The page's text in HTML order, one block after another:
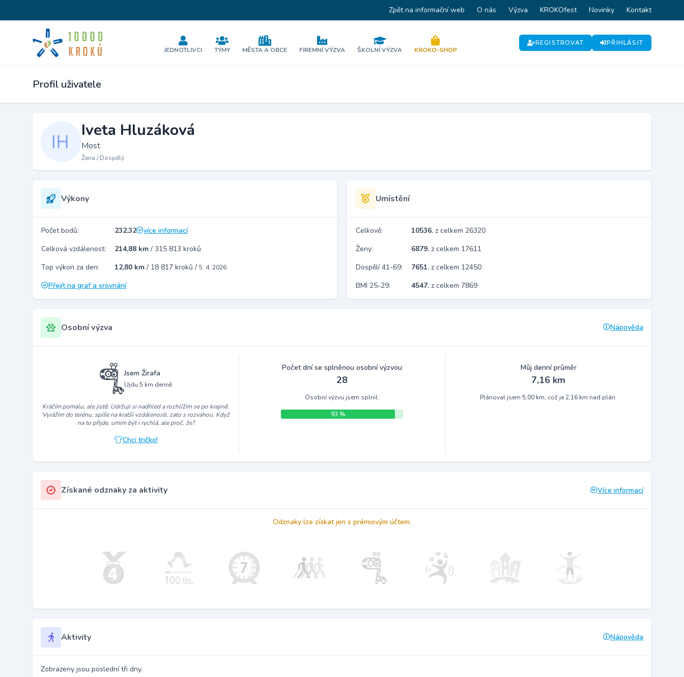
Zpět na informační web O nás Výzva KROKOfest Novinky Kontakt
JEDNOTLIVCI TÝMY MĚSTA A OBCE FIREMNÍ VÝZVA ŠKOLNÍ VÝZVA KROKO-SHOP
REGISTROVAT PŘIHLÁSIT
Profil uživatele
Iveta Hluzáková
Most
Žena / Dospělý
Výkony
Počet bodů: 232.32
více informací
Celková vzdálenost:
214,88 km / 315 813 kroků
Top výkon za den:
12,80 km / 18 817 kroků / 5. 4. 2026
Přejít na graf a srovnání
Umístění
Celkově: 10536. z celkem 26320
Ženy:
6879. z celkem 17611
Dospělí 41-69:
7651. z celkem 12450
BMI 25-29:
4547. z celkem 7869
Osobní výzva Nápověda
Jsem Žirafa
Ujdu 5 km denně
Kráčím pomalu, ale jistě. Udržuji si nadhled a rozhlížím se po krajině.
Vyrážím do terénu, spíše na kratší vzdálenosti, zato s rozvahou. Když
na to přijde, umím být i rychlá, ale proč, že?
Chci tričko!
Počet dní se splněnou osobní výzvou
28
Osobní výzvu jsem splnil.
93 %
Můj denní průměr
7,16 km
Plánoval jsem 5,00 km, což je 2,16 km nad plán.
Získané odznaky za aktivity Více informací
Odznaky lze získat jen s prémiovým účtem.
Aktivity Nápověda
Zobrazeny jsou poslední tři dny.